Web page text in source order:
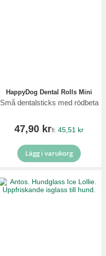
HappyDog Dental Rolls Mini
Små dentalsticks med rödbeta
47,90 krfr. 45,51 kr
Lägg i varukorg